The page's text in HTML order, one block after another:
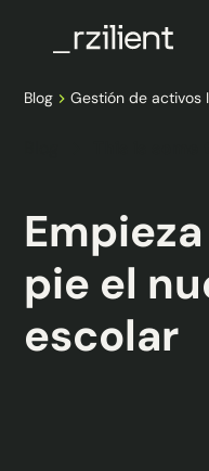
Blog Gestión de activos
pie el
escolar